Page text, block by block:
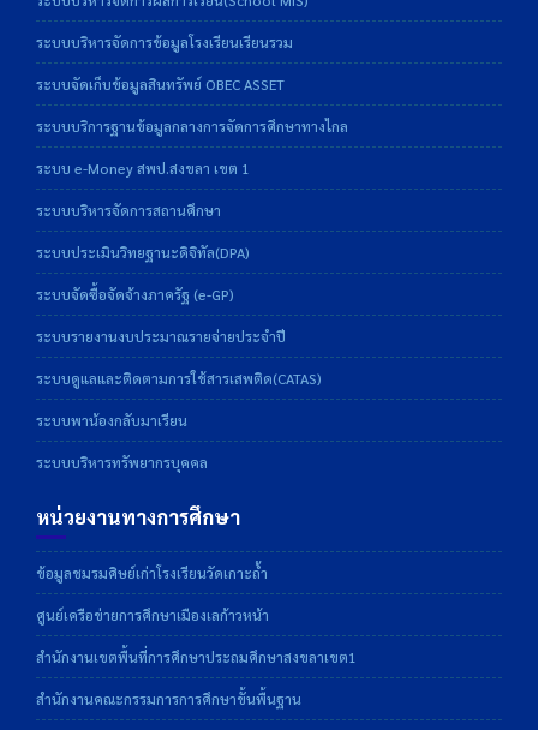
ระบบบริหารจัดการข้อมูลโรงเรียนเรียนรวม
ระบบจัดเก็บข้อมูลสินทรัพย์ OBEC ASSET
ระบบบริการฐานข้อมูลกลางการจัดการศึกษาทางไกล
ระบบ e-Money สพป.สงขลา เขต 1
ระบบบริหารจัดการสถานศึกษา
ระบบประเมินวิทยฐานะดิจิทัล(DPA)
ระบบจัดซื้อจัดจ้างภาครัฐ (e-GP)
ระบบรายงานงบประมาณรายจ่ายประจำปี
ระบบดูแลและติดตามการใช้สารเสพติด(CATAS)
ระบบพาน้องกลับมาเรียน
ระบบบริหารทรัพยากรบุคคล
หน่วยงานทางการศึกษา
ข้อมูลชมรมศิษย์เก่าโรงเรียนวัดเกาะถ้ำ
ศูนย์เครือข่ายการศึกษาเมืองเลก้าวหน้า
สำนักงานเขตพื้นที่การศึกษาประถมศึกษาสงขลาเขต1
สำนักงานคณะกรรมการการศึกษาขั้นพื้นฐาน